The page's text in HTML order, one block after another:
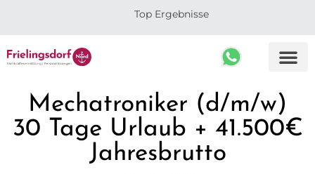
Top Ergebnisse
Mechatroniker (d/m/w)
30 Tage Urlaub + 41.500€
Jahresbrutto